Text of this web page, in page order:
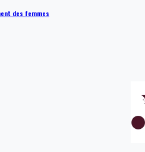
des femmes